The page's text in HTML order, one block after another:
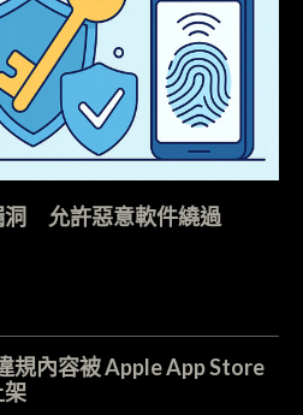
允許惡意軟件繞過
規內容被 Apple App Store
架